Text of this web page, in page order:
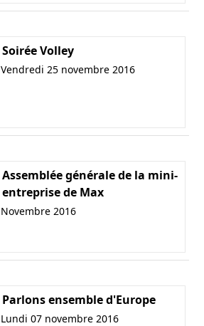
Soirée Volley
Vendredi 25 novembre 2016
Assemblée générale de la mini-
entreprise de Max
Novembre 2016
Parlons ensemble d'Europe
Lundi 07 novembre 2016